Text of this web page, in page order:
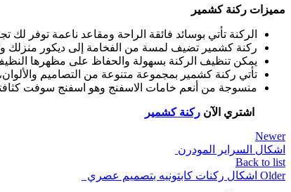
مميزات ركنة كشمير
الركنة تأتي بوسائد فائقة الراحة ومقاعد ناعمة توفر
ركنة كشمير تضيف لمسة من الفخامة إلى ديكور منزلك
يمكن تنظيف الركنة بسهولة والحفاظ على مظهرها
تأتي ركنة كشمير بمجموعة متنوعة من التصاميم
منسوجة من أنعم خامات الاسفنج وهو اسفنج سوفت كثافته 35، مما يوفر مساحة جلوس
اشتري الآن ركنة كشمير
Newer
اشكال السراير المودرن
Back to list
Older اشكال ركنات كابتونيه بتصميم عصري